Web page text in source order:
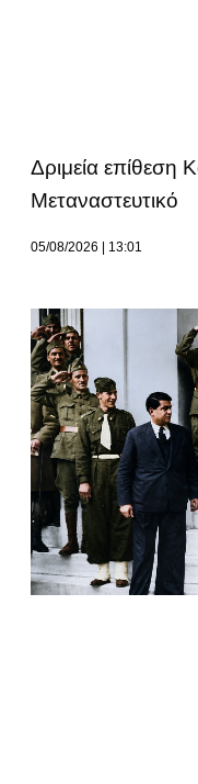
Δριμεία επίθεση
Μεταναστευτικό
05/08/2026 13:01